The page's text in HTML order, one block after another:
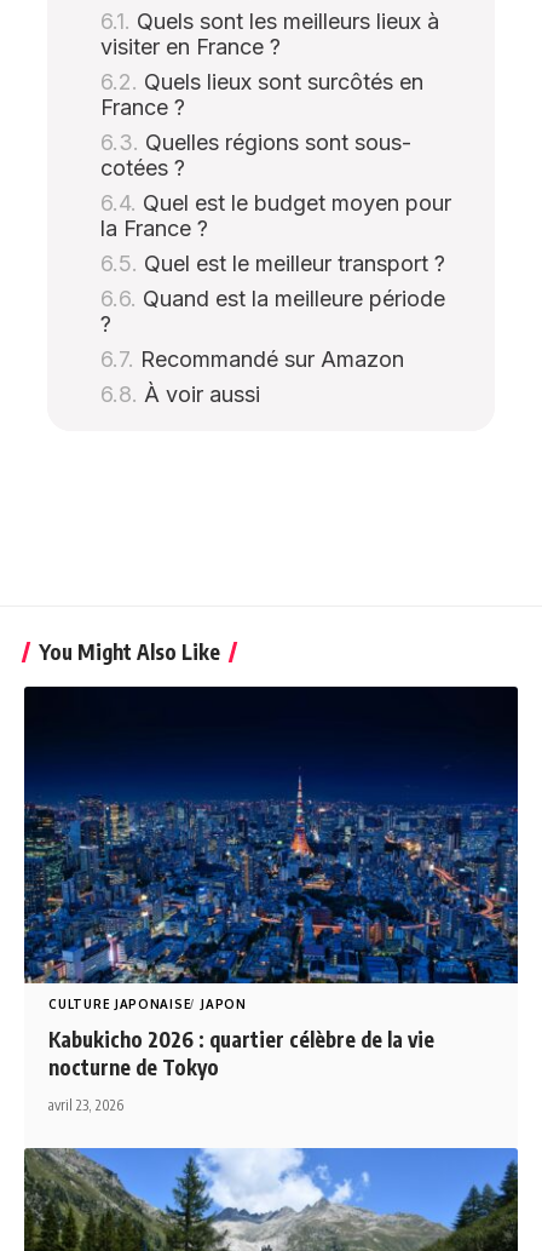
Quels sont les meilleurs lieux à
visiter en France ?
Quels lieux sont surcôtés en
France ?
Quelles régions sont sous-
cotées ?
Quel est le budget moyen pour
la France ?
Quel est le meilleur transport ?
Quand est la meilleure période
?
Recommandé sur Amazon
À voir aussi
You Might Also Like
CULTURE JAPONAISE JAPON
Kabukicho 2026 : quartier célèbre de la vie
nocturne de Tokyo
avril 23, 2026